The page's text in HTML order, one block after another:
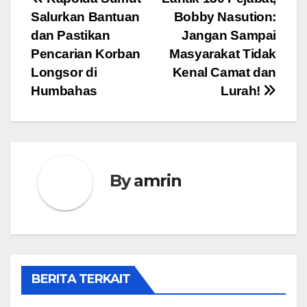
pos
Bobby Nasution:
Jangan Sampai
Masyarakat Tidak
Kenal Camat dan
Lurah!
Salurkan Bantuan
dan Pastikan
Pencarian Korban
Longsor di
Humbahas
Byamrin
BERITA TERKAIT